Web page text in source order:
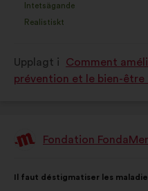
:
betecknats
som:
Intetsägande
:gånger
Realistiskt
:gånger
Upplagt i
Comment
prévention et le bien-être
Förslag
Fondation
i
Il faut déstigmatiser les
på: